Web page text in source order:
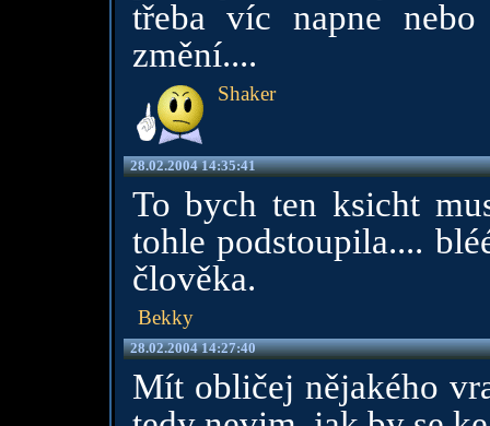
třeba víc napne
změní....
Shaker
28.02.2004 14:35:41
To bych ten ksicht
tohle podstoupila....
člověka.
Bekky
28.02.2004 14:27:40
Mít obličej nějakého